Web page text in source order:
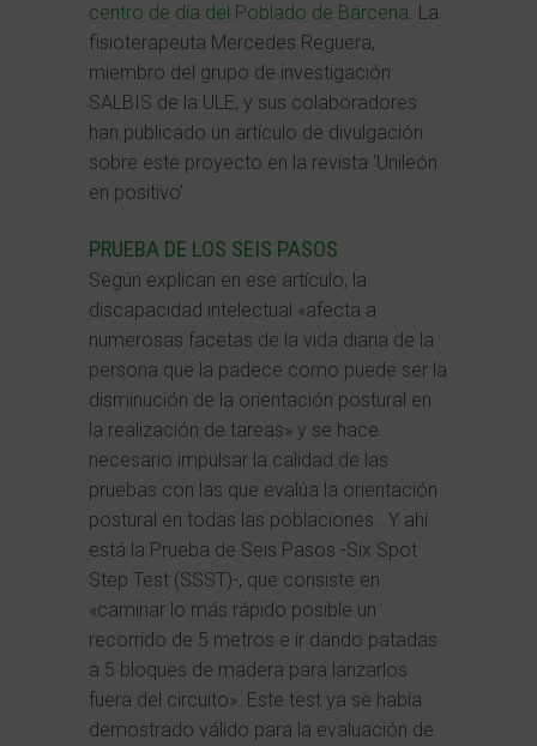
centro de día del Poblado de Bárcena. La
fisioterapeuta Mercedes Reguera,
miembro del grupo de investigación
SALBIS de la ULE, y sus colaboradores
han publicado un artículo de divulgación
sobre este proyecto en la revista ‘Unileón
en positivo’.
PRUEBA DE LOS SEIS PASOS
Según explican en ese artículo, la
discapacidad intelectual «afecta a
numerosas facetas de la vida diaria de la
persona que la padece como puede ser la
disminución de la orientación postural en
la realización de tareas» y se hace
necesario impulsar la calidad de las
pruebas con las que evalúa la orientación
postural en todas las poblaciones . Y ahí
está la Prueba de Seis Pasos -Six Spot
Step Test (SSST)-, que consiste en
«caminar lo más rápido posible un
recorrido de 5 metros e ir dando patadas
a 5 bloques de madera para lanzarlos
fuera del circuito». Este test ya se había
demostrado válido para la evaluación de